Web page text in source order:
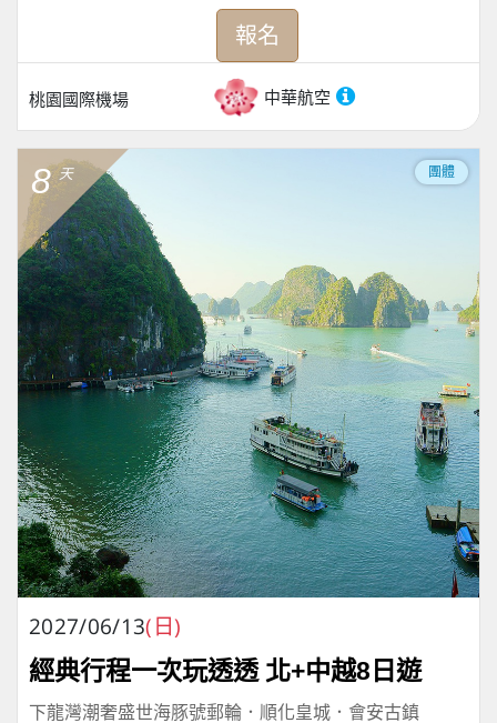
桃園國際機場 中華航空
報名
8 天 團體
2027/06/13(日)
經典行程一次玩透透 北+中越8日遊
下龍灣潮奢盛世海豚號郵輪．順化皇城．會安古鎮